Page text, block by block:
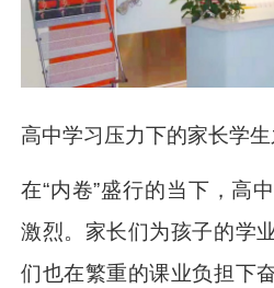
高中学习压力下的家长学生
在“内卷”盛行的当下，高
激烈。家长们为孩子的学
们也在繁重的课业负担下